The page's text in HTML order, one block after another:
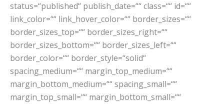
status=“published“ publish_date=““ class=““ id=““
link_color=““ link_hover_color=““ border_sizes=““
border_sizes_top=““ border_sizes_right=““
border_sizes_bottom=““ border_sizes_left=““
border_color=““ border_style=“solid“
spacing_medium=““ margin_top_medium=““
margin_bottom_medium=““ spacing_small=““
margin_top_small=““ margin_bottom_small=““